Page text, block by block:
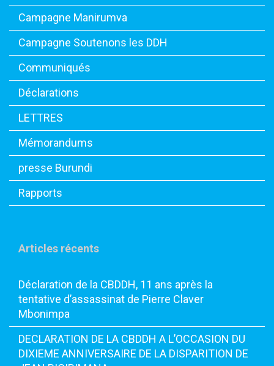
Campagne Manirumva
Campagne Soutenons les DDH
Communiqués
Déclarations
LETTRES
Mémorandums
presse Burundi
Rapports
Articles récents
Déclaration de la CBDDH, 11 ans après la
tentative d’assassinat de Pierre Claver
Mbonimpa
DECLARATION DE LA CBDDH A L’OCCASION DU
DIXIEME ANNIVERSAIRE DE LA DISPARITION DE